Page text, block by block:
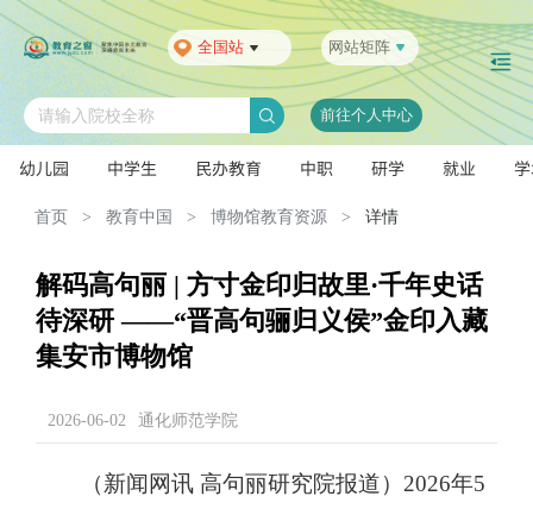
全国站 网站矩阵
请输入院校全称 前往个人中心
幼儿园 中学生 民办教育 中职 研学 就业
首页 > 教育中国 > 博物馆教育资源 > 详情
解码高句丽 | 方寸金印归故里·千年史话
待深研 ——“晋高句骊归义侯”金印入藏
集安市博物馆
2026-06-02 通化师范学院
（新闻网讯 高句丽研究院报道）2026年5